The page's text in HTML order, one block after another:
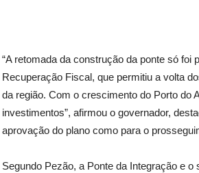
“A retomada da construção da ponte só
Recuperação Fiscal, que permitiu a volta
da região. Com o crescimento do Porto do
investimentos”, afirmou o governador,
aprovação do plano como para o
Segundo Pezão, a Ponte da Integração e